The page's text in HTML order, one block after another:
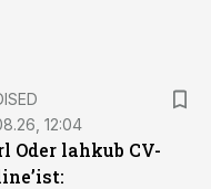
12:04
Oder lahkub CV-